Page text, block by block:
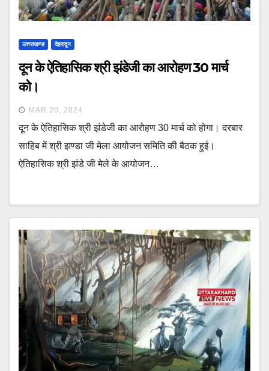
उत्तराखण्ड देहरादून
दून के ऐतिहासिक श्री झंडेजी का आरोहण 30 मार्च
को।
MAR 20, 2024
दून के ऐतिहासिक श्री झंडेजी का आरोहण 30 मार्च को होगा। दरबार
साहिब में श्री झण्डा जी मेला आयोजन समिति की बैठक हुई।
ऐतिहासिक श्री झंडे जी मेले के आयोजन…